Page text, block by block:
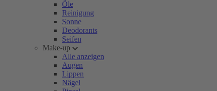
Öle
Reinigung
Sonne
Deodorants
Seifen
Make-up
Alle anzeigen
Augen
Lippen
Nägel